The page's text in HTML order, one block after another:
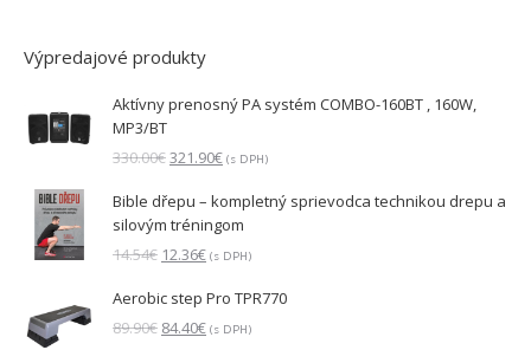
Výpredajové produkty
Aktívny prenosný PA systém COMBO-160BT , 160W,
MP3/BT
330.00€Pôvodná
bola:
330.00€.
321.90€Aktuálna
je:
321.90€.
(s DPH)
Bible dřepu – kompletný sprievodca technikou drepu a
silovým tréningom
14.54€ Pôvodná
bola:
14.54€.
12.36€Aktuálna
je:
12.36€.
(s DPH)
Aerobic step Pro TPR770
89.90€ Pôvodná
84.40€Aktuálna
(s DPH)